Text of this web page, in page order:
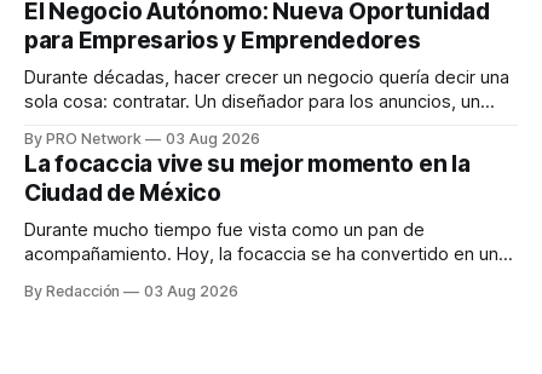
una entrevista para el podcast SER PRO, el especialista en
marketing digital explicó que
El Negocio Autónomo: Nueva Oportunidad
para Empresarios y Emprendedores
Durante décadas, hacer crecer un negocio quería decir una
sola cosa: contratar. Un diseñador para los anuncios, un
para los textos, alguien que supiera de publicidad digital
para encontrar prospectos, un vendedor para atender
llamadas y mensajes, y —con suerte— una persona
By PRO Network 03 Aug 2026
La focaccia vive su mejor momento en la
Ciudad de México
Durante mucho tiempo fue vista como un pan de
acompañamiento. Hoy, la focaccia se ha convertido en uno
artesanal, ingredientes de calidad y experiencias que
By Redacción 03 Aug 2026